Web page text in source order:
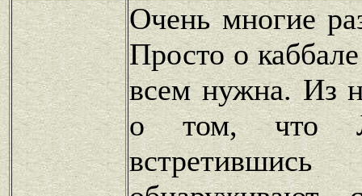
Очень многие
Просто о
всем нужна. Из
о том, что